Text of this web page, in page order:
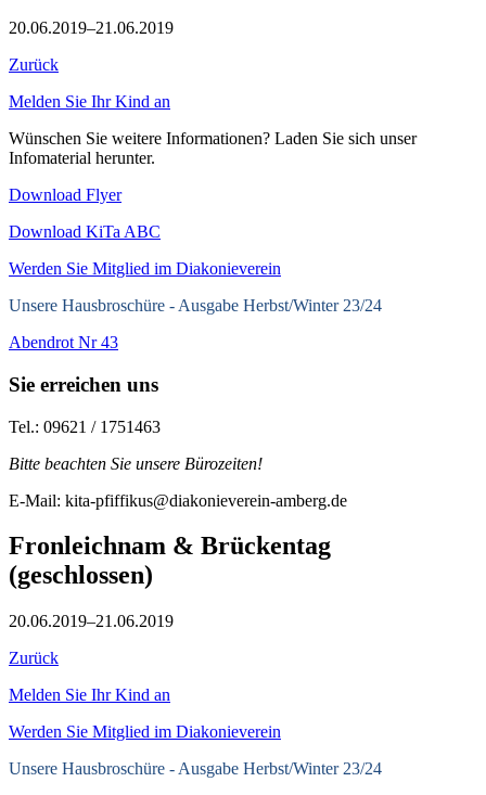
20.06.2019–21.06.2019
Zurück
Melden Sie Ihr Kind an
Wünschen Sie weitere Informationen? Laden Sie sich unser
Infomaterial herunter.
Download Flyer
Download KiTa ABC
Werden Sie Mitglied im Diakonieverein
Unsere Hausbroschüre - Ausgabe Herbst/Winter 23/24
Abendrot Nr 43
Sie erreichen uns
Tel.: 09621 / 1751463
Bitte beachten Sie unsere Bürozeiten!
E-Mail: kita-pfiffikus@diakonieverein-amberg.de
Fronleichnam & Brückentag
(geschlossen)
20.06.2019–21.06.2019
Zurück
Melden Sie Ihr Kind an
Werden Sie Mitglied im Diakonieverein
Unsere Hausbroschüre - Ausgabe Herbst/Winter 23/24